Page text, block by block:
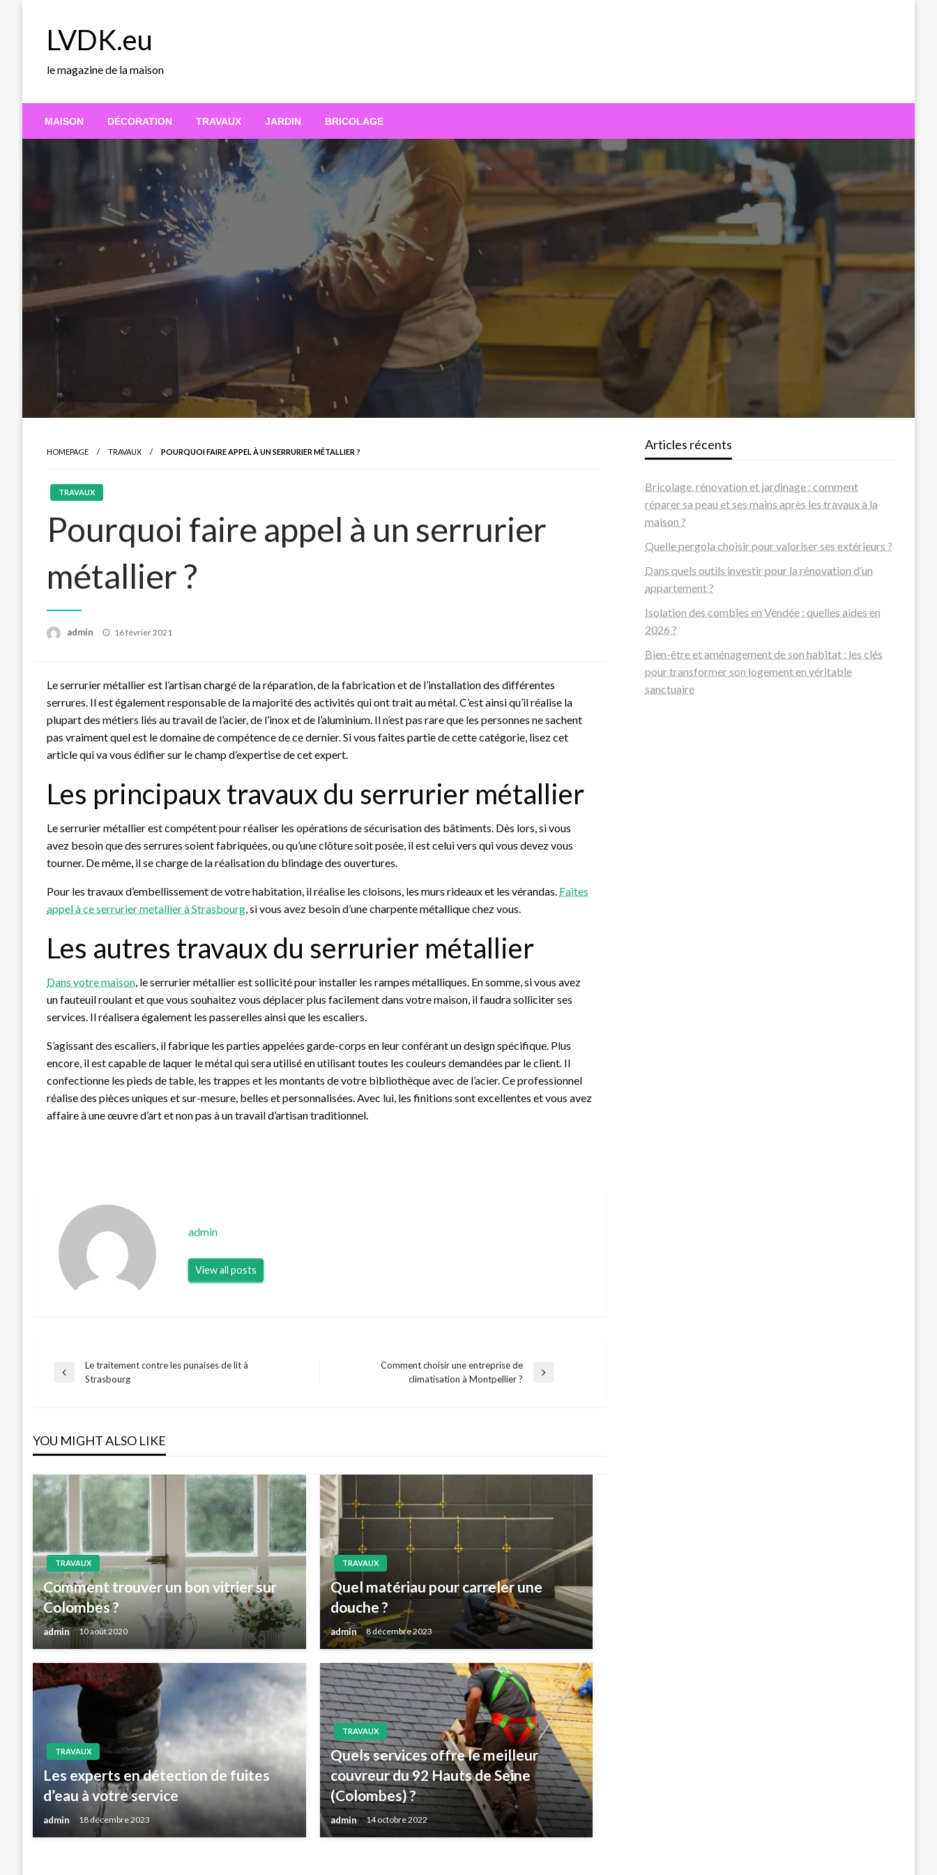
LVDK.eu
le magazine de la maison
MAISON DÉCORATION TRAVAUX JARDIN BRICOLAGE
HOMEPAGE TRAVAUX POURQUOI FAIRE APPEL À UN SERRURIER MÉTALLIER ?
TRAVAUX
Pourquoi faire appel à un serrurier
métallier ?
admin
Posted
16 février 2021
Le serrurier métallier est l’artisan chargé de la réparation, de la fabrication et de l’installation des différentes
serrures. Il est également responsable de la majorité des activités qui ont trait au métal. C’est ainsi qu’il réalise la
plupart des métiers liés au travail de l’acier, de l’inox et de l’aluminium. Il n’est pas rare que les personnes ne sachent
pas vraiment quel est le domaine de compétence de ce dernier. Si vous faites partie de cette catégorie, lisez cet
article qui va vous édifier sur le champ d’expertise de cet expert.
Les principaux travaux du serrurier métallier
Le serrurier métallier est compétent pour réaliser les opérations de sécurisation des bâtiments. Dès lors, si vous
avez besoin que des serrures soient fabriquées, ou qu’une clôture soit posée, il est celui vers qui vous devez vous
tourner. De même, il se charge de la réalisation du blindage des ouvertures.
Pour les travaux d’embellissement de votre habitation, il réalise les cloisons, les murs rideaux et les vérandas. Faites
appel à ce serrurier metallier à Strasbourg,si vous avez besoin d’une charpente métallique chez vous.
Les autres travaux du serrurier métallier
Dans votre maison, le serrurier métallier est sollicité pour installer les rampes métalliques. En somme, si vous avez
un fauteuil roulant et que vous souhaitez vous déplacer plus facilement dans votre maison, il faudra solliciter ses
services. Il réalisera également les passerelles ainsi que les escaliers.
S’agissant des escaliers, il fabrique les parties appelées garde-corps en leur conférant un design spécifique. Plus
encore, il est capable de laquer le métal qui sera utilisé en utilisant toutes les couleurs demandées par le client. Il
confectionne les pieds de table, les trappes et les montants de votre bibliothèque avec de l’acier. Ce professionnel
réalise des pièces uniques et sur-mesure, belles et personnalisées. Avec lui, les finitions sont excellentes et vous avez
affaire à une œuvre d’art et non pas à un travail d’artisan traditionnel.
admin
View all posts
Navigation
l’article
Previous
Le traitement contre les punaises de lit à
Strasbourg
Comment choisir une entreprise de
climatisation à Montpellier ?
YOU MIGHT ALSO LIKE
TRAVAUX
Comment trouver un bon vitrier sur
Colombes ?
admin 10 août 2020
TRAVAUX
Quel matériau pour carreler une
douche ?
admin 8 décembre 2023
TRAVAUX
Les experts en détection de fuites
d’eau à votre service
admin 18 décembre 2023
TRAVAUX
Quels services offre le meilleur
couvreur du 92 Hauts de Seine
(Colombes) ?
admin 14 octobre 2022
Articles récents
Bricolage, rénovation et jardinage : comment
réparer sa peau et ses mains après les travaux à la
maison ?
Quelle pergola choisir pour valoriser ses extérieurs ?
Dans quels outils investir pour la rénovation d’un
appartement ?
Isolation des combles en Vendée : quelles aides en
2026 ?
Bien-être et aménagement de son habitat : les clés
pour transformer son logement en véritable
sanctuaire